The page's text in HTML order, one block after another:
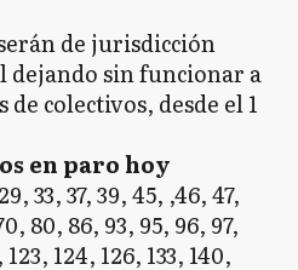
de jurisdicción
sin funcionar a
de colectivos, desde el 1
en paro hoy
33, 37, 39, 45, ,46, 47,
80, 86, 93, 95, 96, 97,
124, 126, 133, 140,